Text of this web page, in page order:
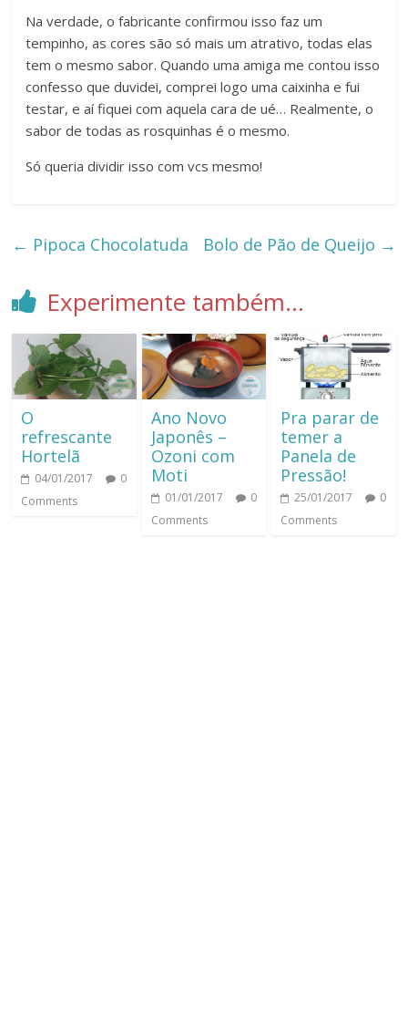
Na verdade, o fabricante confirmou isso faz um
tempinho, as cores são só mais um atrativo, todas elas
tem o mesmo sabor. Quando uma amiga me contou isso
confesso que duvidei, comprei logo uma caixinha e fui
testar, e aí fiquei com aquela cara de ué… Realmente, o
sabor de todas as rosquinhas é o mesmo.
Só queria dividir isso com vcs mesmo!
← Pipoca Chocolatuda Bolo de Pão de Queijo →
Experimente também...
O
refrescante
Hortelã
04/01/2017
0
Comments
Ano Novo
Japonês –
Ozoni com
Moti
01/01/2017
0
Comments
Pra parar de
temer a
Panela de
Pressão!
25/01/2017
0
Comments